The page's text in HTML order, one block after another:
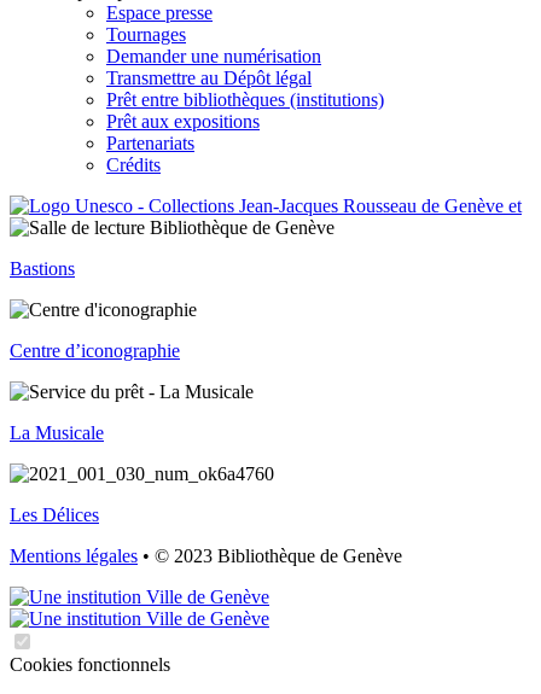
Espace presse
Tournages
Demander une numérisation
Transmettre au Dépôt légal
Prêt entre bibliothèques (institutions)
Prêt aux expositions
Partenariats
Crédits
Bastions
Centre d’iconographie
La Musicale
Les Délices
Mentions légales • © 2023 Bibliothèque de Genève
Cookies fonctionnels